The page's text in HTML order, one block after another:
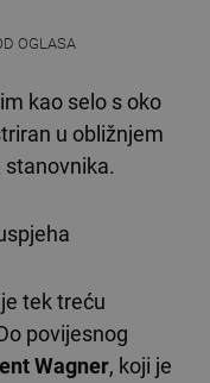
OGLASA
kao selo s oko
u obližnjem
stanovnika.
tek treću
povijesnog
Wagner, koji je